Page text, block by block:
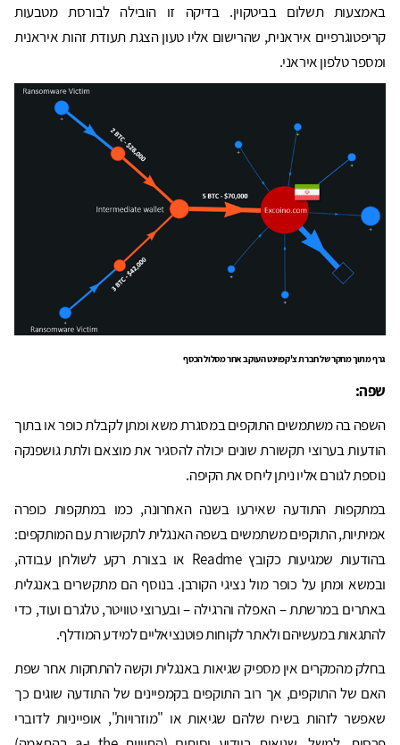
באמצעות תשלום בביטקוין. בדיקה זו הובילה לבורסת מטבעות
קריפטוגרפיים איראנית, שהרישום אליו טעון הצגת תעודת זהות איראנית
ומספר טלפון איראני.
גרף מתוך מחקר של חברת צ'קפוינט העוקב אחר מסלול הכסף
שפה:
השפה בה משתמשים התוקפים במסגרת משא ומתן לקבלת כופר או בתוך
הודעות בערוצי תקשורת שונים יכולה להסגיר את מוצאם ולתת גושפנקה
נוספת לגורם אליו ניתן ליחס את הקיפה.
במתקפות התודעה שאירעו בשנה האחרונה, כמו במתקפות כופרה
אמיתיות, התוקפים משתמשים בשפה האנגלית לתקשורת עם המותקפים:
בהודעות שמגיעות כקובץ Readme או בצורת רקע לשולחן עבודה,
ובמשא ומתן על כופר מול נציגי הקורבן. בנוסף הם מתקשרים באנגלית
באתרים במרשתת – האפלה והרגילה – ובערוצי טוויטר, טלגרם ועוד, כדי
להתגאות במעשיהם ולאתר לקוחות פוטנציאליים למידע המודלף.
בחלק מהמקרים אין מספיק שגיאות באנגלית וקשה להתחקות אחר שפת
האם של התוקפים, אך רוב התוקפים בקמפיינים של התודעה שוגים כך
שאפשר לזהות בשיח שלהם שגיאות או "מוזרויות", אופייניות לדוברי